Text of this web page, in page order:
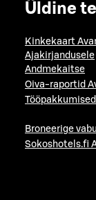
Üldine
Kinkekaart
Ajakirjandusele
Andmekaitse
Oiva-raportid
Tööpakkumised
Broneerige
Sokoshotels.fi